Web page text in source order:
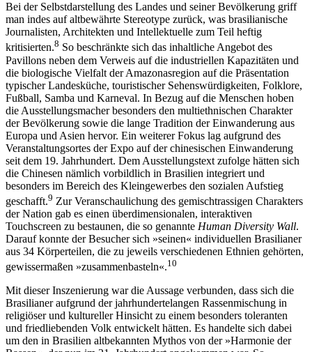
Bei der Selbstdarstellung des Landes und seiner Bevölkerung griff
man indes auf altbewährte Stereotype zurück, was brasilianische
Journalisten, Architekten und Intellektuelle zum Teil heftig
kritisierten.8 So beschränkte sich das inhaltliche Angebot des
Pavillons neben dem Verweis auf die industriellen Kapazitäten und
die biologische Vielfalt der Amazonasregion auf die Präsentation
typischer Landesküche, touristischer Sehenswürdigkeiten, Folklore,
Fußball, Samba und Karneval. In Bezug auf die Menschen hoben
die Ausstellungsmacher besonders den multiethnischen Charakter
der Bevölkerung sowie die lange Tradition der Einwanderung aus
Europa und Asien hervor. Ein weiterer Fokus lag aufgrund des
Veranstaltungsortes der Expo auf der chinesischen Einwanderung
seit dem 19. Jahrhundert. Dem Ausstellungstext zufolge hätten sich
die Chinesen nämlich vorbildlich in Brasilien integriert und
besonders im Bereich des Kleingewerbes den sozialen Aufstieg
geschafft.9 Zur Veranschaulichung des gemischtrassigen Charakters
der Nation gab es einen überdimensionalen, interaktiven
Touchscreen zu bestaunen, die so genannte Human Diversity Wall.
Darauf konnte der Besucher sich »seinen« individuellen Brasilianer
aus 34 Körperteilen, die zu jeweils verschiedenen Ethnien gehörten,
gewissermaßen »zusammenbasteln«.10
Mit dieser Inszenierung war die Aussage verbunden, dass sich die
Brasilianer aufgrund der jahrhundertelangen Rassenmischung in
religiöser und kultureller Hinsicht zu einem besonders toleranten
und friedliebenden Volk entwickelt hätten. Es handelte sich dabei
um den in Brasilien altbekannten Mythos von der »Harmonie der